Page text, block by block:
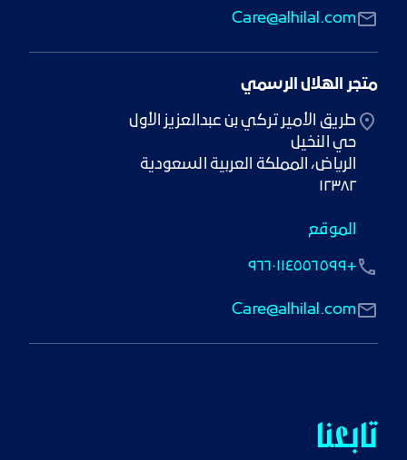
Care@alhilal.com
متجر الهلال الرسمي
حي النخيل
١٢٣٨٢
الموقع
Care@alhilal.com
+٩٦٦٠١١٤٥٥٦٥٩٩
تابعنا